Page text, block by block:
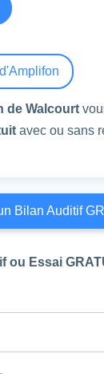
de Walcourt
avec ou sans
Bilan Auditif
ou Essai